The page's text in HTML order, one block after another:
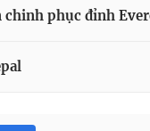
chinh phục đỉnh